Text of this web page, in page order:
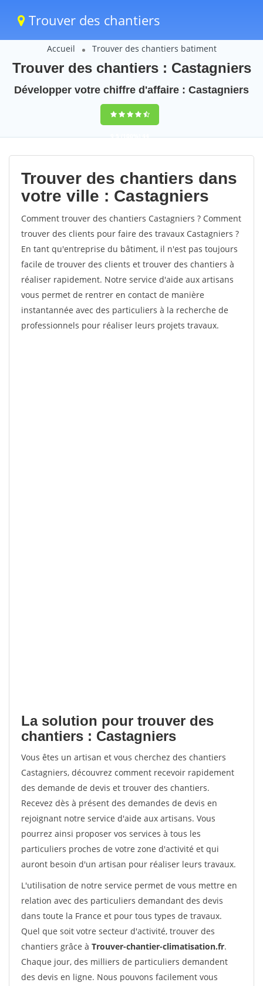
Trouver des chantiers
Accueil Trouver des chantiers batiment
Trouver des chantiers : Castagniers
Développer votre chiffre d'affaire : Castagniers
9,5(100%)44
votes
Trouver des chantiers dans
votre ville : Castagniers
Comment trouver des chantiers Castagniers ? Comment
trouver des clients pour faire des travaux Castagniers ?
En tant qu'entreprise du bâtiment, il n'est pas toujours
facile de trouver des clients et trouver des chantiers à
réaliser rapidement. Notre service d'aide aux artisans
vous permet de rentrer en contact de manière
instantannée avec des particuliers à la recherche de
professionnels pour réaliser leurs projets travaux.
La solution pour trouver des
chantiers : Castagniers
Vous êtes un artisan et vous cherchez des chantiers
Castagniers, découvrez comment recevoir rapidement
des demande de devis et trouver des chantiers.
Recevez dès à présent des demandes de devis en
rejoignant notre service d'aide aux artisans. Vous
pourrez ainsi proposer vos services à tous les
particuliers proches de votre zone d'activité et qui
auront besoin d'un artisan pour réaliser leurs travaux.
L'utilisation de notre service permet de vous mettre en
relation avec des particuliers demandant des devis
dans toute la France et pour tous types de travaux.
Quel que soit votre secteur d'activité, trouver des
chantiers grâce à Trouver-chantier-climatisation.fr.
Chaque jour, des milliers de particuliers demandent
des devis en ligne. Nous pouvons facilement vous